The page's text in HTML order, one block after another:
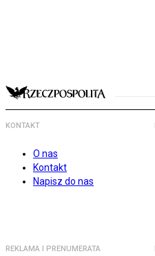
KONTAKT
O nas
Kontakt
Napisz do nas
REKLAMA I PRENUMERATA